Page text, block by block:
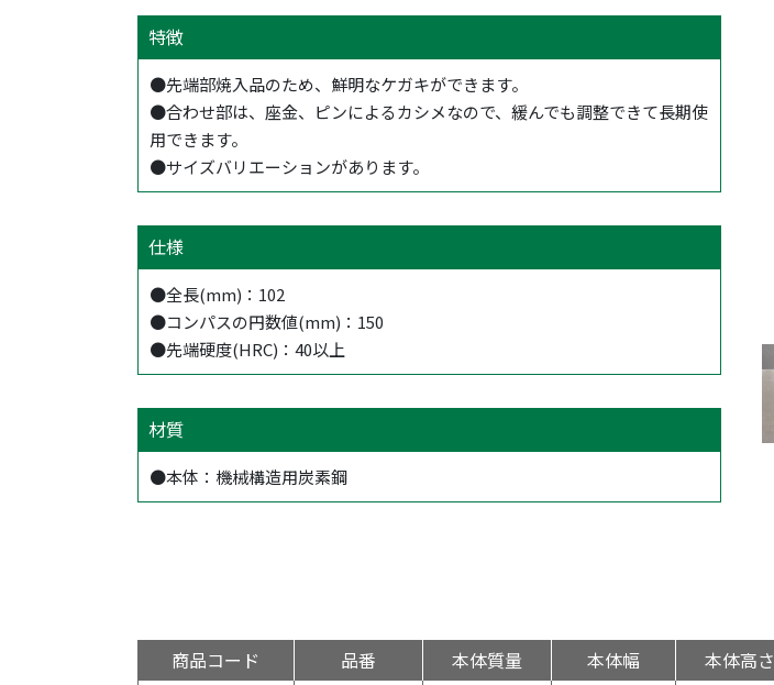
特徴
●先端部焼入品のため、鮮明なケガキができます。
●合わせ部は、座金、ピンによるカシメなので、緩んでも調整できて長期使
用できます。
●サイズバリエーションがあります。
仕様
●全長(mm)：102
●コンパスの円数値(mm)：150
●先端硬度(HRC)：40以上
材質
●本体：機械構造用炭素鋼
商品コード 品番 本体質量 本体幅 本体高さ